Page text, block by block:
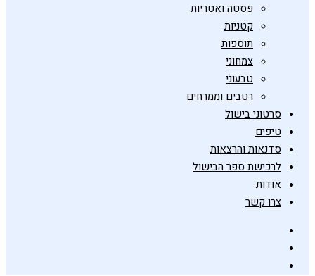
פסטה ואטריות
קטניות
תוספות
צמחוני
טבעוני
רטבים וממרחים
סרטוני בישול
טיפים
סדנאות והרצאות
לרכישת ספר הבישול
אודות
צרו קשר